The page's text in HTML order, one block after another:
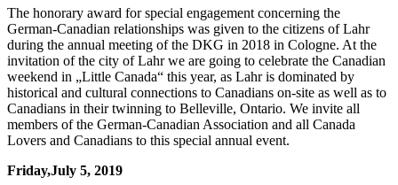
The honorary award for special engagement concerning the
German-Canadian relationships was given to the citizens of Lahr
during the annual meeting of the DKG in 2018 in Cologne. At the
invitation of the city of Lahr we are going to celebrate the Canadian
weekend in „Little Canada“ this year, as Lahr is dominated by
historical and cultural connections to Canadians on-site as well as to
Canadians in their twinning to Belleville, Ontario. We invite all
members of the German-Canadian Association and all Canada
Lovers and Canadians to this special annual event.
Friday,July 5, 2019